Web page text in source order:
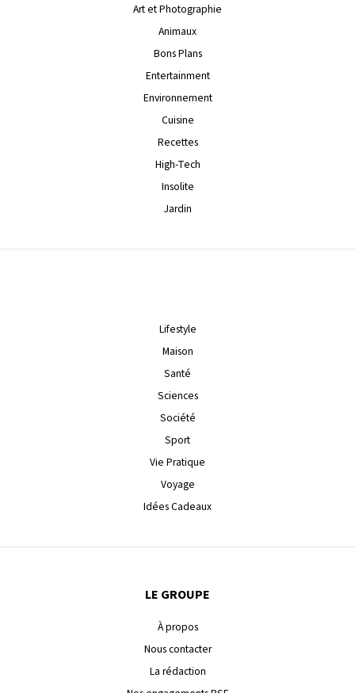
Art et Photographie
Animaux
Bons Plans
Entertainment
Environnement
Cuisine
Recettes
High-Tech
Insolite
Jardin
Lifestyle
Maison
Santé
Sciences
Société
Sport
Vie Pratique
Voyage
Idées Cadeaux
LE GROUPE
À propos
Nous contacter
La rédaction